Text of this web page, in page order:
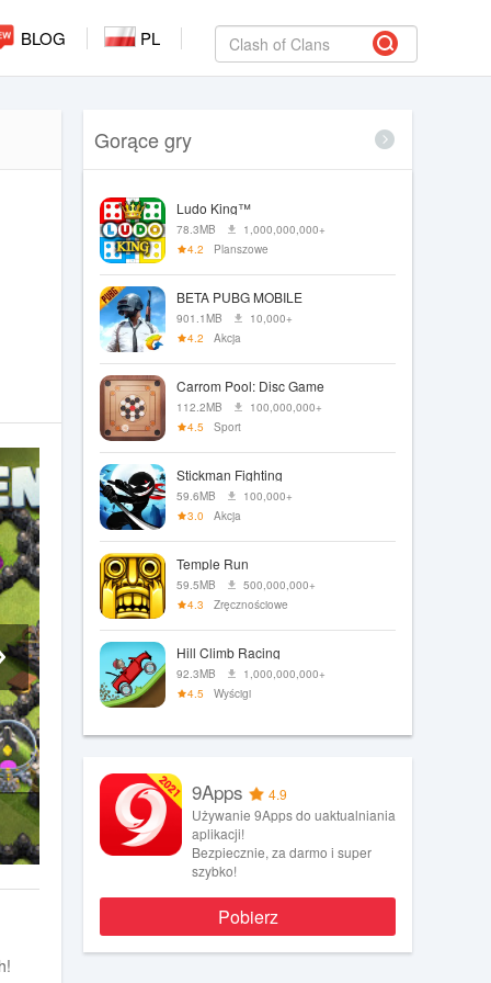
BLOG PL
Gorące gry
Ludo King™
78.3MB
1,000,000,000+
4.2
Planszowe
BETA PUBG MOBILE
901.1MB
10,000+
4.2
Akcja
Carrom Pool: Disc Game
112.2MB
100,000,000+
4.5
Sport
Stickman Fighting
59.6MB
100,000+
3.0
Akcja
Temple Run
59.5MB
500,000,000+
4.3
Zręcznościowe
Hill Climb Racing
92.3MB
1,000,000,000+
4.5
Wyścigi
9Apps
4.9
Używanie 9Apps do uaktualniania
aplikacji!
Bezpiecznie, za darmo i super
szybko!
Pobierz